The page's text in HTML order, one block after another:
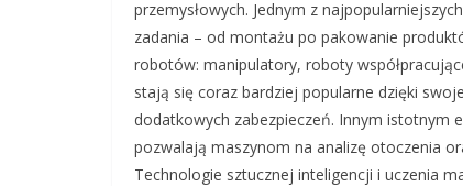
przemysłowych. Jednym z
zadania – od montażu po pakowanie
robotów: manipulatory, roboty
stają się coraz bardziej popularne dzięki
dodatkowych zabezpieczeń. Innym
pozwalają maszynom na analizę otoczenia
Technologie sztucznej inteligencji i uczenia